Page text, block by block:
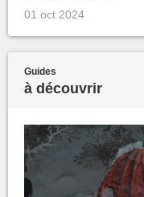
01 oct 2024
Guides
à découvrir